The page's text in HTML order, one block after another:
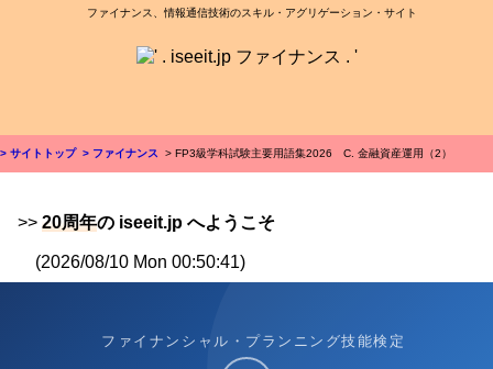
ファイナンス、情報通信技術のスキル・アグリゲーション・サイト
> サイトトップ > ファイナンス > FP3級学科試験主要用語集2026 C. 金融資産運用（2）
>> 20周年の iseeit.jp へようこそ
(2026/08/10 Mon 00:50:41)
ファイナンシャル・プランニング技能検定